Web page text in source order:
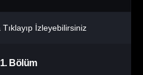
Tıklayıp İzleyebilirsiniz
1. Bölüm